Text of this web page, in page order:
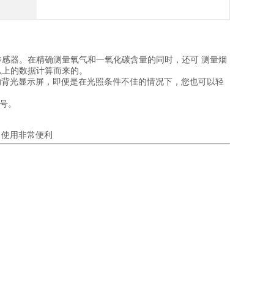
器。在精确测量氧气和一氧化碳含量的同时，还可 测量烟
的数据计算而来的。
光显示屏，即便是在光照条件不佳的情况下，您也可以轻
。
用非常便利